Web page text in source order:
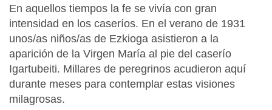
En aquellos tiempos la fe se vivía con gran
intensidad en los caseríos. En el verano de 1931
unos/as niños/as de Ezkioga asistieron a la
aparición de la Virgen María al pie del caserío
Igartubeiti. Millares de peregrinos acudieron aquí
durante meses para contemplar estas visiones
milagrosas.